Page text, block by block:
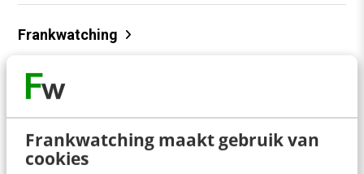
Frankwatching maakt gebruik van
cookies
Frankwatching
Contact
Over ons